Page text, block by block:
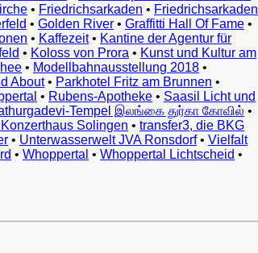
• Friedrichsarkaden • Friedrichsarkaden
• Golden River • Graffitti Hall Of Fame •
• Kaffezeit• Kantine der Agentur für
• Koloss von Prora • Kunst und Kultur am
• Modellbahnausstellung 2018 •
About• Parkhotel Fritz am Brunnen •
• Rubens-Apotheke • Saasil Licht und
Tempel இலங்கை துர்கா கோவில் •
Solingen • transfer3, die BKG
• Unterwasserwelt JVA Ronsdorf• Vielfalt
• Whoppertal • Whoppertal Lichtscheid •